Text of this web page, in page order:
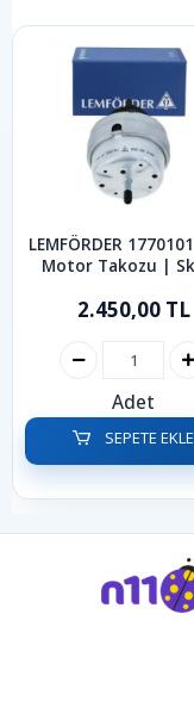
LEMFÖRDER
Motor Takozu |
2001-2008
2.450,00 TL
Adet
SEPETE EKLE